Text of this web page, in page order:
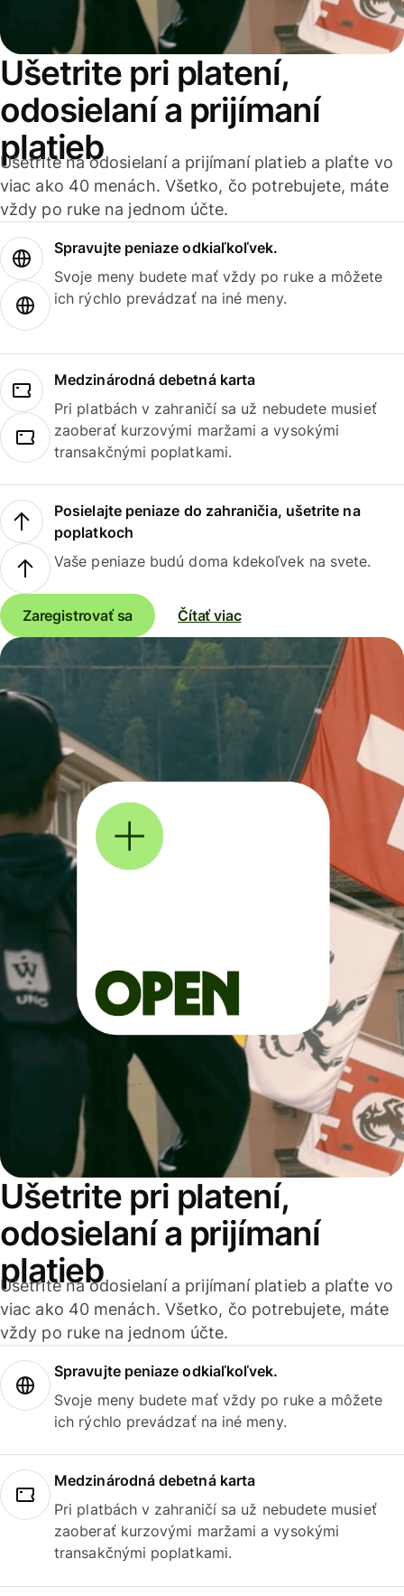
Ušetrite pri platení,
odosielaní a prijímaní
platieb
Ušetrite na odosielaní a prijímaní platieb a plaťte vo
viac ako 40 menách. Všetko, čo potrebujete, máte
vždy po ruke na jednom účte.
Spravujte peniaze odkiaľkoľvek.
Svoje meny budete mať vždy po ruke a môžete
ich rýchlo prevádzať na iné meny.
Medzinárodná debetná karta
Pri platbách v zahraničí sa už nebudete musieť
zaoberať kurzovými maržami a vysokými
transakčnými poplatkami.
Posielajte peniaze do zahraničia, ušetrite na
poplatkoch
Vaše peniaze budú doma kdekoľvek na svete.
Zaregistrovať sa Čítať viac
Ušetrite pri platení,
odosielaní a prijímaní
platieb
Ušetrite na odosielaní a prijímaní platieb a plaťte vo
viac ako 40 menách. Všetko, čo potrebujete, máte
vždy po ruke na jednom účte.
Spravujte peniaze odkiaľkoľvek.
Svoje meny budete mať vždy po ruke a môžete
ich rýchlo prevádzať na iné meny.
Medzinárodná debetná karta
Pri platbách v zahraničí sa už nebudete musieť
zaoberať kurzovými maržami a vysokými
transakčnými poplatkami.